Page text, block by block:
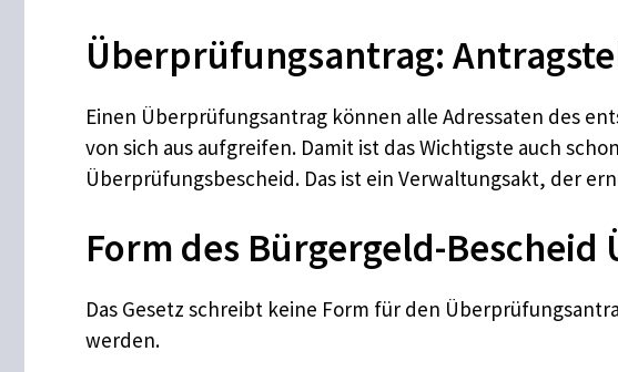
Überprüfungsantrag:
Einen Überprüfungsantrag können alle Adressaten des
von sich aus aufgreifen. Damit ist das Wichtigste auch
Überprüfungsbescheid. Das ist ein Verwaltungsakt, der
Form des Bürgergeld-
Das Gesetz schreibt keine Form für den
werden.